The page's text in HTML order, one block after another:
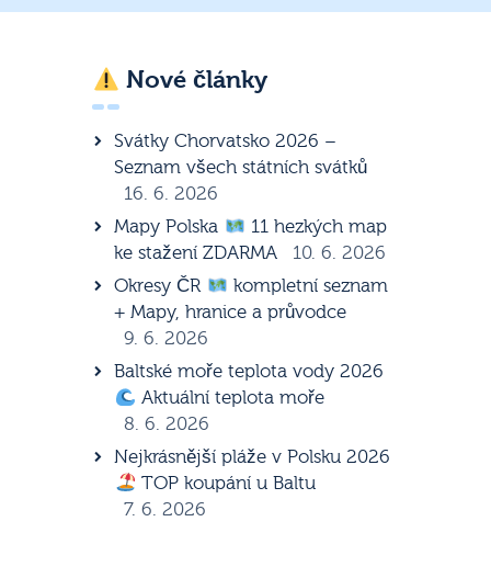
Nové články
Svátky Chorvatsko 2026 –
Seznam všech státních svátků
16. 6. 2026
Mapy Polska
11 hezkých map
ke stažení ZDARMA
10. 6. 2026
Okresy ČR
kompletní seznam
+ Mapy, hranice a průvodce
9. 6. 2026
Baltské moře teplota vody 2026
Aktuální teplota moře
8. 6. 2026
Nejkrásnější pláže v Polsku 2026
TOP koupání u Baltu
7. 6. 2026